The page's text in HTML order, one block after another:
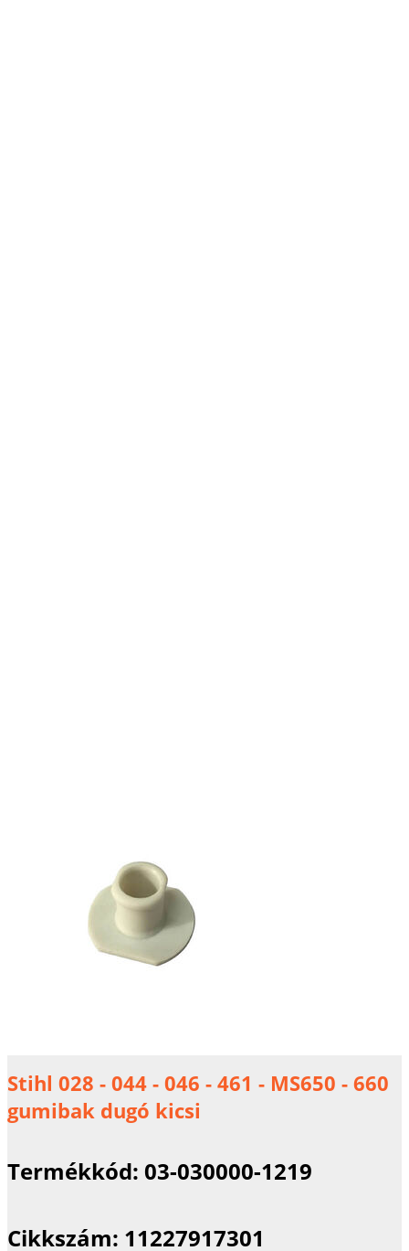
Stihl 028 - 044 - 046 - 461 - MS650 - 660
gumibak dugó kicsi
Termékkód: 03-030000-1219
Cikkszám: 11227917301